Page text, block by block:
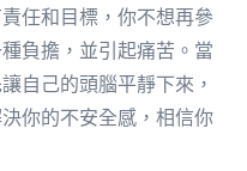
任和目標，你不想再參
負擔，並引起痛苦。當
自己的頭腦平靜下來，
你的不安全感，相信你